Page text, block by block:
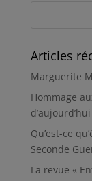
Articles
Marguerite
Hommage
d’aujourd’hui
Qu’est-ce
Seconde
La revue «